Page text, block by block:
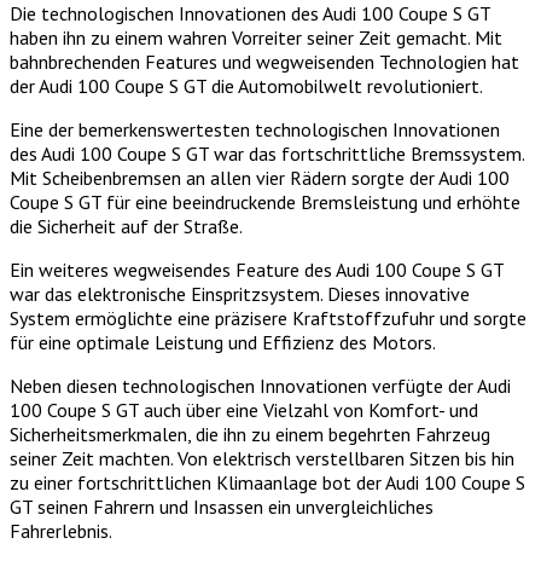
Die technologischen Innovationen des Audi 100 Coupe S GT
haben ihn zu einem wahren Vorreiter seiner Zeit gemacht. Mit
bahnbrechenden Features und wegweisenden Technologien hat
der Audi 100 Coupe S GT die Automobilwelt revolutioniert.
Eine der bemerkenswertesten technologischen Innovationen
des Audi 100 Coupe S GT war das fortschrittliche Bremssystem.
Mit Scheibenbremsen an allen vier Rädern sorgte der Audi 100
Coupe S GT für eine beeindruckende Bremsleistung und erhöhte
die Sicherheit auf der Straße.
Ein weiteres wegweisendes Feature des Audi 100 Coupe S GT
war das elektronische Einspritzsystem. Dieses innovative
System ermöglichte eine präzisere Kraftstoffzufuhr und sorgte
für eine optimale Leistung und Effizienz des Motors.
Neben diesen technologischen Innovationen verfügte der Audi
100 Coupe S GT auch über eine Vielzahl von Komfort- und
Sicherheitsmerkmalen, die ihn zu einem begehrten Fahrzeug
seiner Zeit machten. Von elektrisch verstellbaren Sitzen bis hin
zu einer fortschrittlichen Klimaanlage bot der Audi 100 Coupe S
GT seinen Fahrern und Insassen ein unvergleichliches
Fahrerlebnis.